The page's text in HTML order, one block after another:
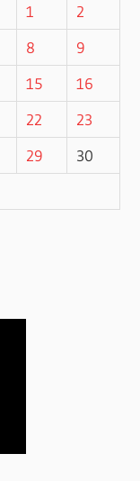
1
2
8
9
15
16
22
23
29
30